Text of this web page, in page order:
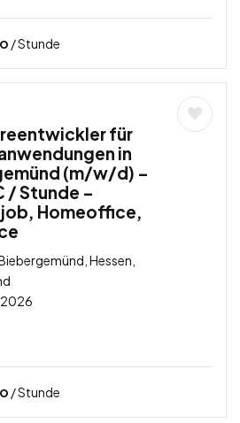
/ Stunde
für
in
(m/w/d) –
/ Stunde –
Homeoffice,
Hessen,
/ Stunde